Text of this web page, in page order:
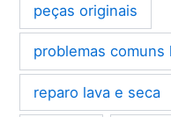
peças originais
problemas comuns
reparo lava e seca